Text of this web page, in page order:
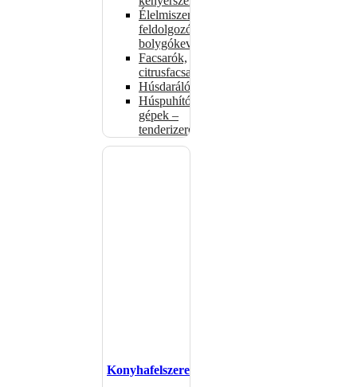
Élelmiszer-
feldolgozók –
bolygókeverők
Facsarók,
citrusfacsarók
Húsdarálók
Húspuhító
gépek –
tenderizerek
Konyhafelszerelés